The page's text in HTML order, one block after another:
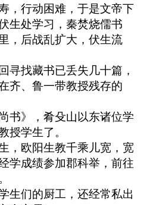
，行动困难，于是文帝下
生处学习，秦焚烧儒书
，后战乱扩大，伏生流
寻找藏书已丢失几十篇，
齐、鲁一带教授残存的
书》，肴殳山以东诸位学
授学生了。
，欧阳生教千乘儿宽，宽
学成绩参加郡科举，前往
生们的厨工，还经常私出